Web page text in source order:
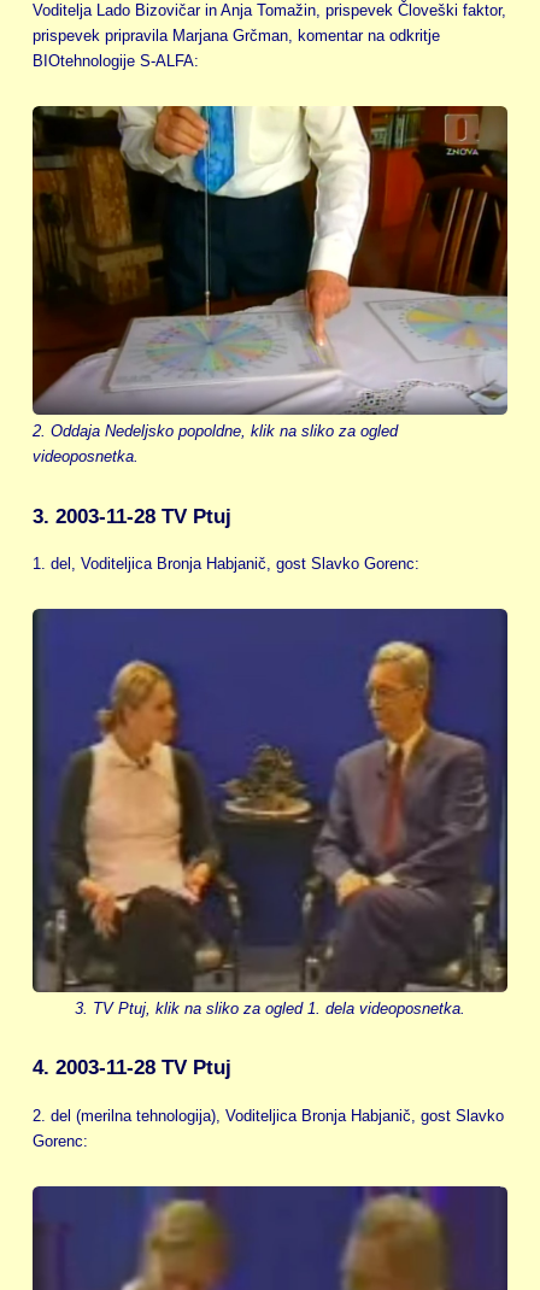
Voditelja Lado Bizovičar in Anja Tomažin, prispevek Človeški faktor,
prispevek pripravila Marjana Grčman, komentar na odkritje
BIOtehnologije S-ALFA:
2. Oddaja Nedeljsko popoldne, klik na sliko za ogled
videoposnetka.
3. 2003-11-28 TV Ptuj
1. del, Voditeljica Bronja Habjanič, gost Slavko Gorenc:
3. TV Ptuj, klik na sliko za ogled 1. dela videoposnetka.
4. 2003-11-28 TV Ptuj
2. del (merilna tehnologija), Voditeljica Bronja Habjanič, gost Slavko
Gorenc: